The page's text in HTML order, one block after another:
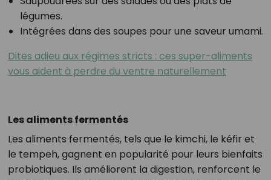
légumes.
Intégrées dans des soupes pour une saveur umami.
Dites adieu aux régimes stricts : ces super-aliments
vous aident à perdre du ventre naturellement
Les aliments fermentés
Les aliments fermentés, tels que le kimchi, le kéfir et
le tempeh, gagnent en popularité pour leurs bienfaits
probiotiques. Ils améliorent la digestion, renforcent le